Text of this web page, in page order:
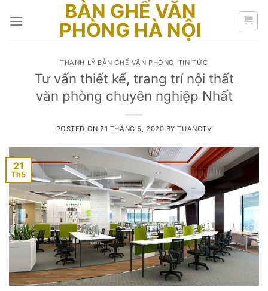
BÀN GHẾ VĂN
PHÒNG HÀ NỘI
THANH LÝ BÀN GHẾ VĂN PHÒNG, TIN TỨC
Tư vấn thiết kế, trang trí nội thất
văn phòng chuyên nghiệp Nhất
POSTED ON 21 THÁNG 5, 2020 BYTUANCTV
21
Th5